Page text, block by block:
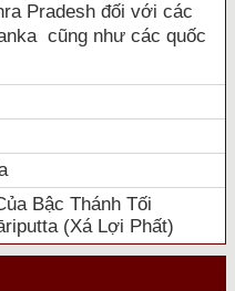
Pradesh đối với các
cũng như các quốc
Bậc Thánh Tối
(Xá Lợi Phất)